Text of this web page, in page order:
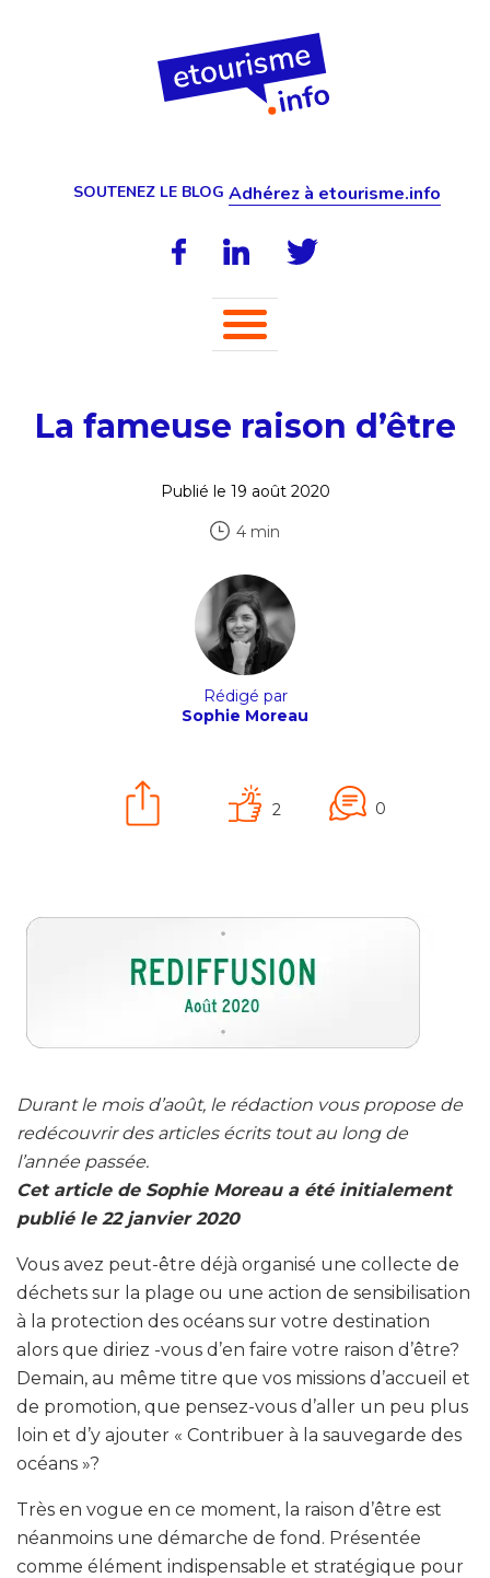
SOUTENEZ LE BLOG Adhérez à etourisme.info
La fameuse raison d’être
Publié le 19 août 2020
4 min
Rédigé par
Sophie Moreau
2 0
Durant le mois d’août, le rédaction vous propose de
redécouvrir des articles écrits tout au long de
l’année passée.
Cet article de Sophie Moreau a été initialement
publié le 22 janvier 2020
Vous avez peut-être déjà organisé une collecte de
déchets sur la plage ou une action de sensibilisation
à la protection des océans sur votre destination
alors que diriez -vous d’en faire votre raison d’être?
Demain, au même titre que vos missions d’accueil et
de promotion, que pensez-vous d’aller un peu plus
loin et d’y ajouter « Contribuer à la sauvegarde des
océans »?
Très en vogue en ce moment, la raison d’être est
néanmoins une démarche de fond. Présentée
comme élément indispensable et stratégique pour